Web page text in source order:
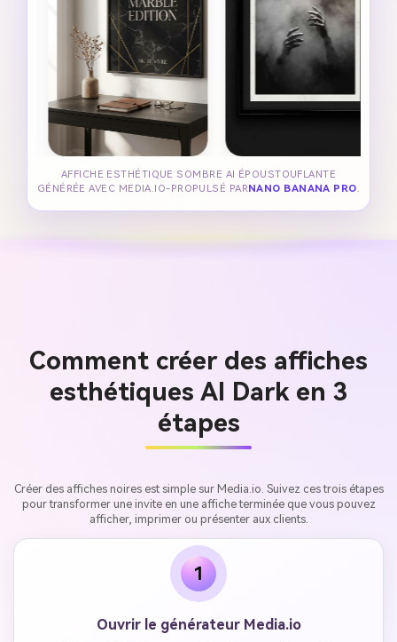
AFFICHE ESTHÉTIQUE SOMBRE AI ÉPOUSTOUFLANTE
GÉNÉRÉE AVEC MEDIA.IO-PROPULSÉ PARNANO BANANA PRO.
Comment créer des affiches
esthétiques AI Dark en 3
étapes
Créer des affiches noires est simple sur Media.io. Suivez ces trois étapes
pour transformer une invite en une affiche terminée que vous pouvez
afficher, imprimer ou présenter aux clients.
1
Ouvrir le générateur Media.io